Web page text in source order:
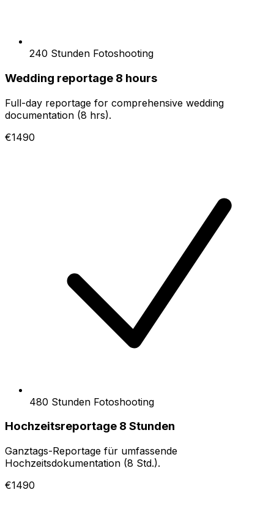
240 Stunden Fotoshooting
Wedding reportage 8 hours
Full-day reportage for comprehensive wedding
documentation (8 hrs).
€1490
480 Stunden Fotoshooting
Hochzeitsreportage 8 Stunden
Ganztags-Reportage für umfassende
Hochzeitsdokumentation (8 Std.).
€1490